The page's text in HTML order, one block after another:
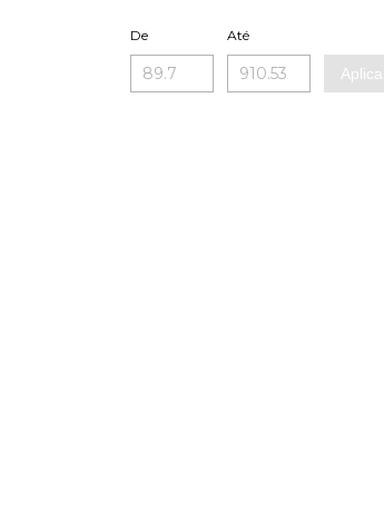
De Até